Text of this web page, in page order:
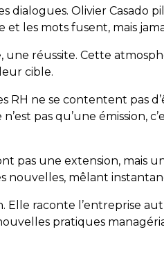
dialogues. Olivier Casado
les mots fusent, mais
réussite. Cette
cible.
RH ne se contentent pas
pas qu’une émission,
pas une extension, mais
nouvelles, mêlant
Elle raconte l’entreprise
pratiques